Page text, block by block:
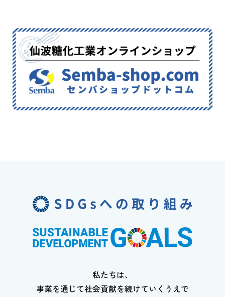
私たちは、
事業を通じて社会貢献を続けていくうえで